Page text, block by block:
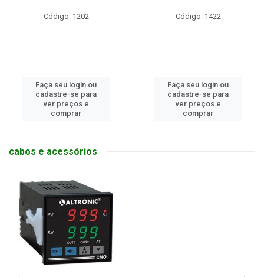
Código: 1202
Faça seu login ou
cadastre-se para
ver preços e
comprar
Código: 1422
Faça seu login ou
cadastre-se para
ver preços e
comprar
cabos e acessórios